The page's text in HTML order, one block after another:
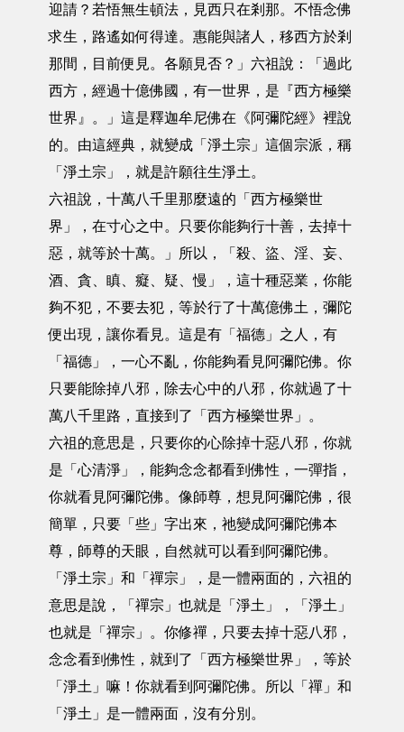
迎請？若悟無生頓法，見西只在剎那。不悟念佛
求生，路遙如何得達。惠能與諸人，移西方於剎
那間，目前便見。各願見否？」六祖說：「過此
西方，經過十億佛國，有一世界，是『西方極樂
世界』。」這是釋迦牟尼佛在《阿彌陀經》裡說
的。由這經典，就變成「淨土宗」這個宗派，稱
「淨土宗」，就是許願往生淨土。
六祖說，十萬八千里那麼遠的「西方極樂世
界」，在寸心之中。只要你能夠行十善，去掉十
惡，就等於十萬。」所以，「殺、盜、淫、妄、
酒、貪、瞋、癡、疑、慢」，這十種惡業，你能
夠不犯，不要去犯，等於行了十萬億佛土，彌陀
便出現，讓你看見。這是有「福德」之人，有
「福德」，一心不亂，你能夠看見阿彌陀佛。你
只要能除掉八邪，除去心中的八邪，你就過了十
萬八千里路，直接到了「西方極樂世界」。
六祖的意思是，只要你的心除掉十惡八邪，你就
是「心清淨」，能夠念念都看到佛性，一彈指，
你就看見阿彌陀佛。像師尊，想見阿彌陀佛，很
簡單，只要「些」字出來，祂變成阿彌陀佛本
尊，師尊的天眼，自然就可以看到阿彌陀佛。
「淨土宗」和「禪宗」，是一體兩面的，六祖的
意思是說，「禪宗」也就是「淨土」，「淨土」
也就是「禪宗」。你修禪，只要去掉十惡八邪，
念念看到佛性，就到了「西方極樂世界」，等於
「淨土」嘛！你就看到阿彌陀佛。所以「禪」和
「淨土」是一體兩面，沒有分別。